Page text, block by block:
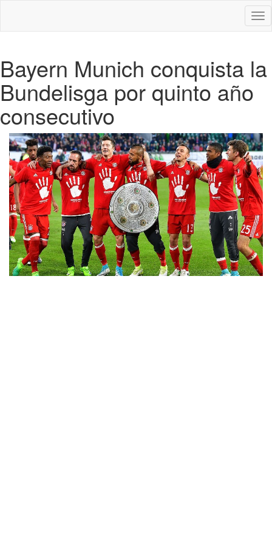
Bayern Munich conquista la
Bundelisga por quinto año
consecutivo